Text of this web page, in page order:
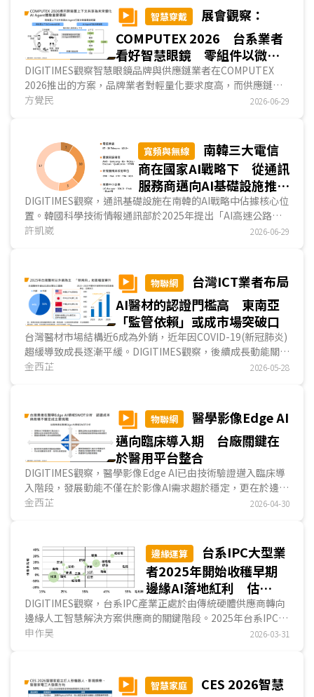
眼鏡上，是否可提高AI眼鏡出貨量，將取決於與生態系整合的
廣度而定，亦是AI眼鏡佔有市場領導地位的重要指標。..
智慧穿戴
展會觀察：
COMPUTEX 2026 台系業者
看好智慧眼鏡 零組件以微型
化方案為主
DIGITIMES觀察智慧眼鏡品牌與供應鏈業者在COMPUTEX
2026推出的方案，品牌業者對輕量化要求度高，而供應鏈業
者也注重微型化方案，顯現智慧眼鏡配戴舒適度、外觀接受度
也顯露台系業者看好市場並積極布局智慧眼鏡領域。...
方覺民 2026-06-29
寬頻與無線
南韓三大電信
商在國家AI戰略下 從通訊
服務商邁向AI基礎設施推動
者
DIGITIMES觀察，通訊基礎設施在南韓的AI戰略中佔據核心位
置。韓國科學技術情報通訊部於2025年提出「AI高速公路」
戰略，將行動通訊、有線光纖、海底電纜與低軌衛星等四層通
商SK電信(SK Telecom；SKT)、韓國電信(Korea
Telecom；KT)與LG U+從營收承壓的內需業者，集體升級為
國家AI主權的執行載體。對照全球多數電信業者，多以個別摸
索的方式推進AI轉型，南韓則展現出電信業集體升級的政策與
產業協同轉型的AI發展態勢。...
許凱崴 2026-06-29
物聯網
台灣ICT業者布局
AI醫材的認證門檻高 東南亞
「監管依賴」或成市場突破口
台灣醫材市場結構近6成為外銷，近年因COVID-19(新冠肺炎)
趨緩導致成長逐漸平緩。DIGITIMES觀察，後續成長動能關鍵
在於從傳統醫材製造，轉向AI/ML產品加值。由於大型醫療設
助應用。整體而言，台灣AI/ML醫材的機會在於軟體加值與臨
床流程整合；挑戰則在於醫材認證週期長，後續發展策略應以
成熟市場取證建立基礎，透過東南亞醫材監管依賴機制，將單
一產品認證，延伸為多國市場效益。...
金西芷 2026-05-28
物聯網
醫學影像Edge AI
邁向臨床導入期 台廠關鍵在
於醫用平台整合
DIGITIMES觀察，醫學影像Edge AI已由技術驗證邁入臨床導
入階段，發展動能不僅在於影像AI需求趨於穩定，更在於邊緣
推論有效縮短急重症決策時間，推動醫療影像系統轉向即時處
礎；然而醫材認證與系統整合的法規要求，仍是目前推動商用
化最主要的障礙。...
金西芷 2026-04-30
邊緣運算
台系IPC大型業
者2025年開始收穫早期
邊緣AI落地紅利 估
2026年營收成長12%
DIGITIMES觀察，台系IPC產業正處於由傳統硬體供應商轉向
邊緣人工智慧解決方案供應商的關鍵階段。2025年台系IPC業
者總體營收達新台幣3,273億元，年增約6%，顯示邊...
申作昊 2026-03-31
智慧家庭
CES 2026智慧